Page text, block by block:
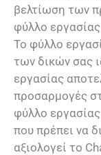
βελτίωση των
φύλλο εργασίας
Το φύλλο
των δικών σας
εργασίας
προσαρμογές
φύλλο
που πρέπει να
αξιολογεί το